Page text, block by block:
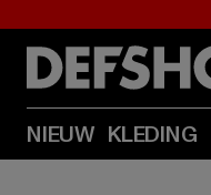
NIEUW KLEDING